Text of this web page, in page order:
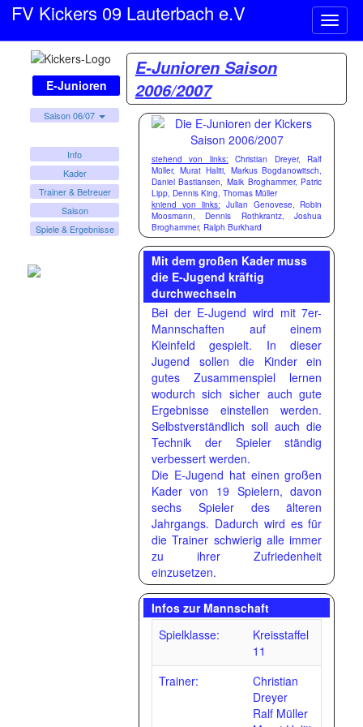
ein-/
FV Kickers 09 Lauterbach e.V
E-Junioren
Saison 06/07
Info
Kader
Trainer & Betreuer
Saison
Spiele & Ergebnisse
E-Junioren Saison
2006/2007
stehend von links: Christian Dreyer, Ralf
Müller, Murat Haliti, Markus Bogdanowitsch,
Daniel Bastiansen, Maik Broghammer, Patric
Lipp, Dennis King, Thomas Müller
kniend von links: Julian Genovese, Robin
Moosmann, Dennis Rothkrantz, Joshua
Broghammer, Ralph Burkhard
Mit dem großen Kader muss
die E-Jugend kräftig
durchwechseln
Bei der E-Jugend wird mit 7er-
Mannschaften auf einem
Kleinfeld gespielt. In dieser
Jugend sollen die Kinder ein
gutes Zusammenspiel lernen
wodurch sich sicher auch gute
Ergebnisse einstellen werden.
Selbstverständlich soll auch die
Technik der Spieler ständig
verbessert werden.
Die E-Jugend hat einen großen
Kader von 19 Spielern, davon
sechs Spieler des älteren
Jahrgangs. Dadurch wird es für
die Trainer schwierig alle immer
zu ihrer Zufriedenheit
einzusetzen.
Infos zur Mannschaft
Spielklasse:
Kreisstaffel
11
Trainer:
Christian
Dreyer
Ralf Müller